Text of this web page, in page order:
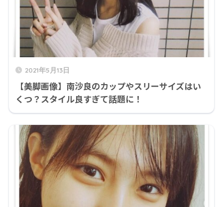
2021年5月13日
【美脚画像】南沙良のカップやスリーサイズはい
くつ？スタイル良すぎて話題に！